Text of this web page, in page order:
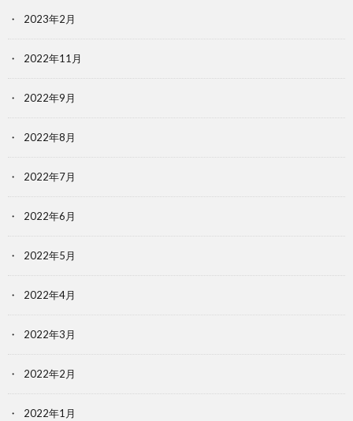
2023年2月
2022年11月
2022年9月
2022年8月
2022年7月
2022年6月
2022年5月
2022年4月
2022年3月
2022年2月
2022年1月